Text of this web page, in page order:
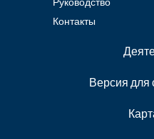
Контакты
Версия для